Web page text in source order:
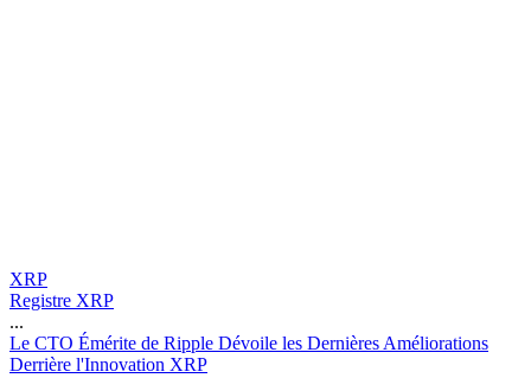
XRP
Registre XRP
...
Le CTO Émérite de Ripple Dévoile les Dernières Améliorations
Derrière l'Innovation XRP